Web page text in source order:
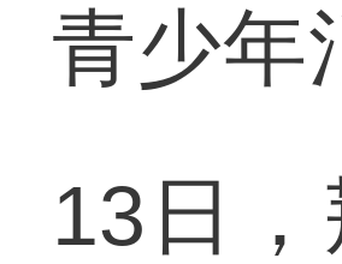
青少年
13日